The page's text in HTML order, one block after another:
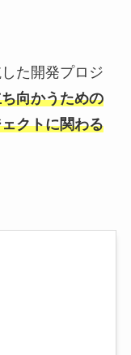
た開発プロジ
向かうための
クトに関わる